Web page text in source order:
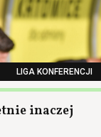
LIGA KONFERENCJI
inaczej